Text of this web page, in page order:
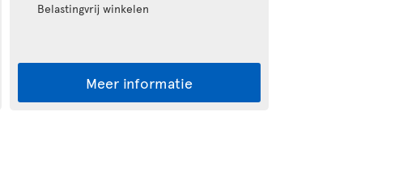
Belastingvrij winkelen
Meer informatie